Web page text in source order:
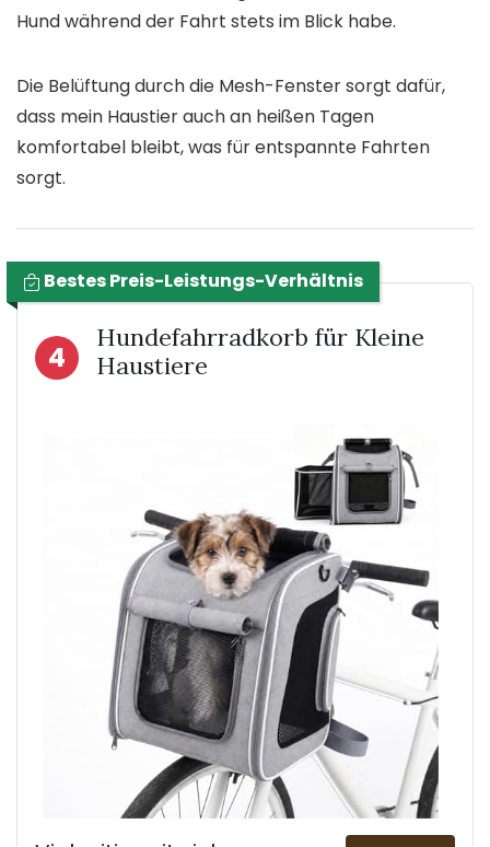
Hund während der Fahrt stets im Blick habe.
Die Belüftung durch die Mesh-Fenster sorgt dafür,
dass mein Haustier auch an heißen Tagen
komfortabel bleibt, was für entspannte Fahrten
sorgt.
Bestes Preis-Leistungs-Verhältnis
4
Hundefahrradkorb für Kleine
Haustiere